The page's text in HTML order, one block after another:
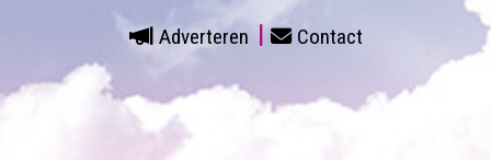
Adverteren Contact